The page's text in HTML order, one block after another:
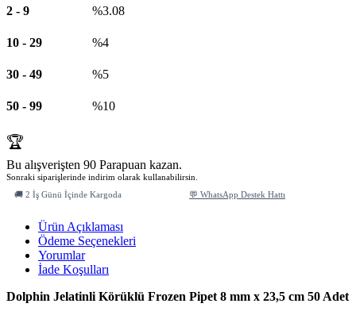
2 - 9 %3.08
10 - 29 %4
30 - 49 %5
50 - 99 %10
🏆
Bu alışverişten 90 Parapuan kazan.
Sonraki siparişlerinde indirim olarak kullanabilirsin.
🚚 2 İş Günü İçinde Kargoda
💬 WhatsApp Destek Hattı
Ürün Açıklaması
Ödeme Seçenekleri
Yorumlar
İade Koşulları
Dolphin Jelatinli Körüklü Frozen Pipet 8 mm x 23,5 cm 50 Adet